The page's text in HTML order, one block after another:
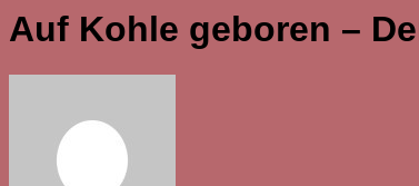
Auf Kohle geboren –